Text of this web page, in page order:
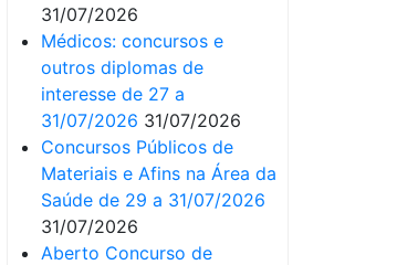
31/07/2026
Médicos: concursos e
outros diplomas de
interesse de 27 a
31/07/2026 31/07/2026
Concursos Públicos de
Materiais e Afins na Área da
Saúde de 29 a 31/07/2026
31/07/2026
Aberto Concurso de